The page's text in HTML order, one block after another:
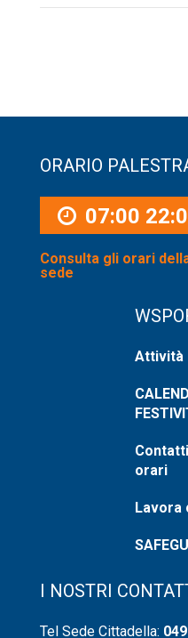
ORARIO
07:00
Consulta gli orari
sede
Attività
orari
Lavora
I NOSTRI
Tel Sede Cittadella: